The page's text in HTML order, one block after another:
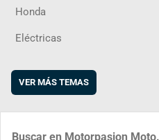
Honda
Eléctricas
VER MÁS TEMAS